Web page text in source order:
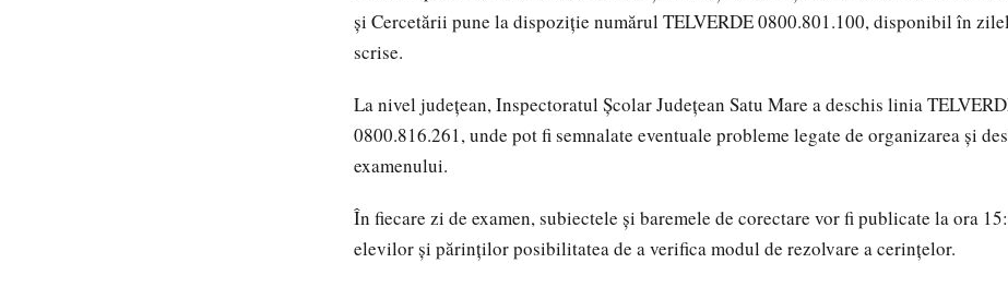
și Cercetării pune la dispoziție numărul TELVERDE 0800.801.100, disponibil în
scrise.
La nivel județean, Inspectoratul Școlar Județean Satu Mare a deschis linia
0800.816.261, unde pot fi semnalate eventuale probleme legate de organizarea și
examenului.
În fiecare zi de examen, subiectele și baremele de corectare vor fi publicate la ora
elevilor și părinților posibilitatea de a verifica modul de rezolvare a cerințelor.